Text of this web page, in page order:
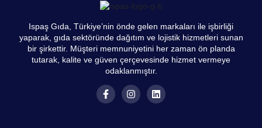
Ispaş Gıda, Türkiye’nin önde gelen markaları ile işbirliği
yaparak, gıda sektöründe dağıtım ve lojistik hizmetleri sunan
bir şirkettir. Müşteri memnuniyetini her zaman ön planda
tutarak, kalite ve güven çerçevesinde hizmet vermeye
odaklanmıştır.